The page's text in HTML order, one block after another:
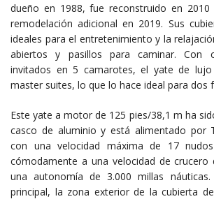
dueño en 1988, fue reconstruido en 2010
remodelación adicional en 2019. Sus
ideales para el entretenimiento y la
abiertos y pasillos para caminar. Con
invitados en 5 camarotes, el yate de
master suites, lo que lo hace ideal para dos
Este yate a motor de 125 pies/38,1 m ha
casco de aluminio y está alimentado por
con una velocidad máxima de 17
cómodamente a una velocidad de crucero
una autonomía de 3.000 millas
principal, la zona exterior de la cubierta